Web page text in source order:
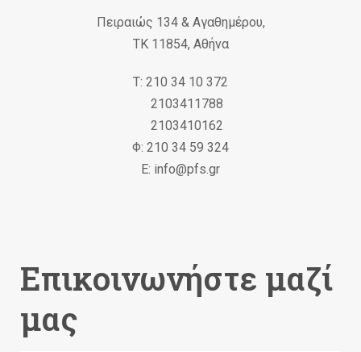
Πειραιώς 134 & Αγαθημέρου,
ΤΚ 11854, Αθήνα
Τ: 210 34 10 372
2103411788
2103410162
Φ: 210 34 59 324
Ε: info@pfs.gr
Επικοινωνήστε μαζί
μας